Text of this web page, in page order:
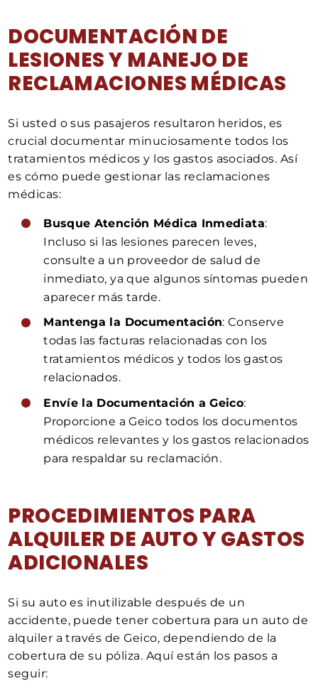
DOCUMENTACIÓN DE
LESIONES Y MANEJO DE
RECLAMACIONES MÉDICAS
Si usted o sus pasajeros resultaron heridos, es
crucial documentar minuciosamente todos los
tratamientos médicos y los gastos asociados. Así
es cómo puede gestionar las reclamaciones
médicas:
Busque Atención Médica Inmediata:
Incluso si las lesiones parecen leves,
consulte a un proveedor de salud de
inmediato, ya que algunos síntomas pueden
aparecer más tarde.
Mantenga la Documentación: Conserve
todas las facturas relacionadas con los
tratamientos médicos y todos los gastos
relacionados.
Envíe la Documentación a Geico:
Proporcione a Geico todos los documentos
médicos relevantes y los gastos relacionados
para respaldar su reclamación.
PROCEDIMIENTOS PARA
ALQUILER DE AUTO Y GASTOS
ADICIONALES
Si su auto es inutilizable después de un
accidente, puede tener cobertura para un auto de
alquiler a través de Geico, dependiendo de la
cobertura de su póliza. Aquí están los pasos a
seguir: